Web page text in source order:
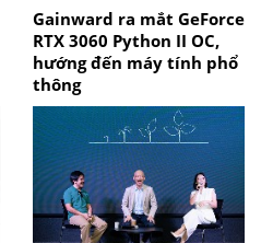
Gainward ra mắt GeForce
RTX 3060 Python II OC,
hướng đến máy tính phổ
thông